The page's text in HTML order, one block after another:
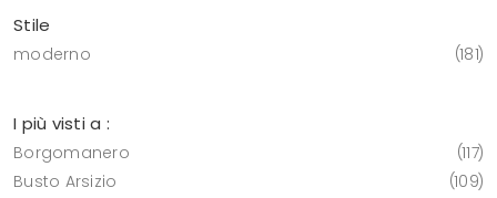
Stile
moderno 181
I più visti a :
Borgomanero
117
Busto Arsizio
109